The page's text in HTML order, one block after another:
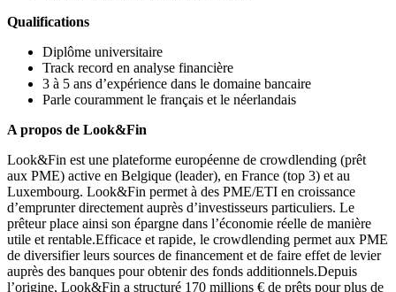
Qualifications
Diplôme universitaire
Track record en analyse financière
3 à 5 ans d’expérience dans le domaine bancaire
Parle couramment le français et le néerlandais
A propos de Look&Fin
Look&Fin est une plateforme européenne de crowdlending (prêt
aux PME) active en Belgique (leader), en France (top 3) et au
Luxembourg. Look&Fin permet à des PME/ETI en croissance
d’emprunter directement auprès d’investisseurs particuliers. Le
prêteur place ainsi son épargne dans l’économie réelle de manière
utile et rentable.Efficace et rapide, le crowdlending permet aux PME
de diversifier leurs sources de financement et de faire effet de levier
auprès des banques pour obtenir des fonds additionnels.Depuis
l’origine, Look&Fin a structuré 170 millions € de prêts pour plus de